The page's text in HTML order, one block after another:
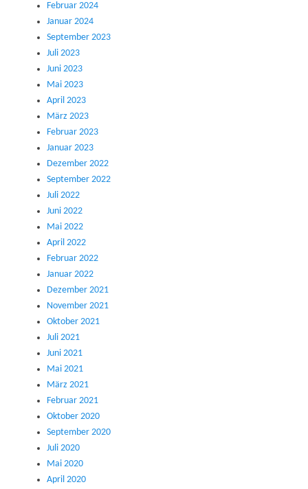
Februar 2024
Januar 2024
September 2023
Juli 2023
Juni 2023
Mai 2023
April 2023
März 2023
Februar 2023
Januar 2023
Dezember 2022
September 2022
Juli 2022
Juni 2022
Mai 2022
April 2022
Februar 2022
Januar 2022
Dezember 2021
November 2021
Oktober 2021
Juli 2021
Juni 2021
Mai 2021
März 2021
Februar 2021
Oktober 2020
September 2020
Juli 2020
Mai 2020
April 2020